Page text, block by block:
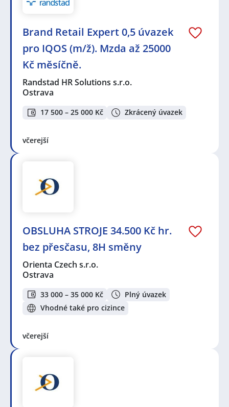
Brand Retail Expert 0,5 úvazek
pro IQOS (m/ž). Mzda až 25000
Kč měsíčně.
Randstad HR Solutions s.r.o.
Ostrava
17 500 – 25 000 Kč Zkrácený úvazek
včerejší
OBSLUHA STROJE 34.500 Kč hr.
bez přesčasu, 8H směny
Orienta Czech s.r.o.
Ostrava
33 000 – 35 000 Kč
Plný úvazek
Vhodné také pro cizince
včerejší